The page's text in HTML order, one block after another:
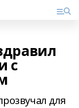
с
для